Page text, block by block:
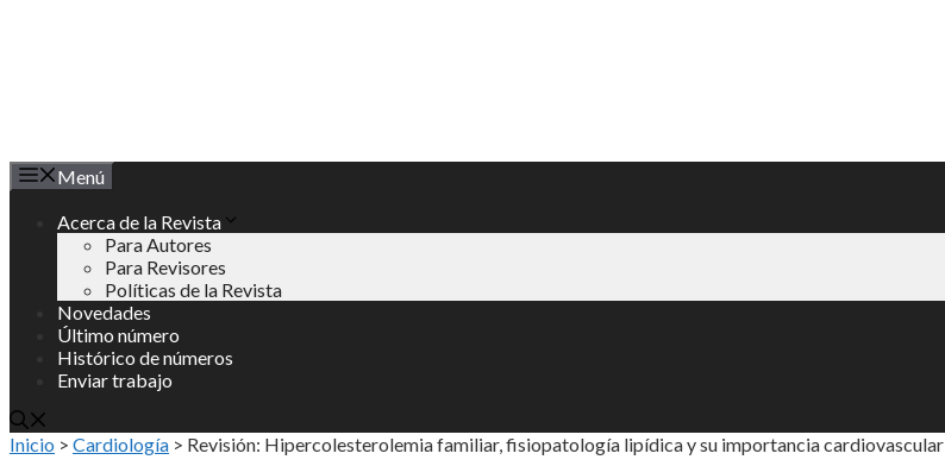
Menú
Acerca de la Revista
Para Autores
Para Revisores
Políticas de la Revista
Novedades
Último número
Histórico de números
Enviar trabajo
Inicio > Cardiología > Revisión: Hipercolesterolemia familiar, fisiopatología lipídica y su importancia cardiovascular